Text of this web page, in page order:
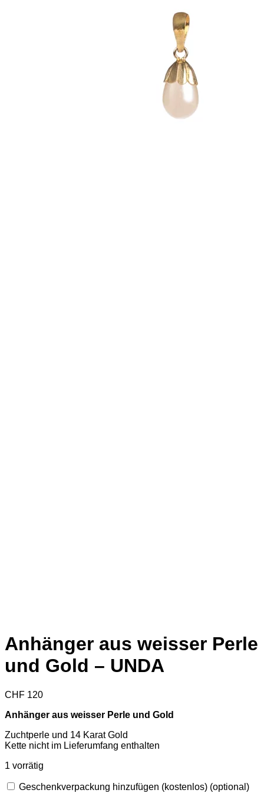
Anhänger aus weisser Perle
und Gold – UNDA
CHF 120
Anhänger aus weisser Perle und Gold
Zuchtperle und 14 Karat Gold
Kette nicht im Lieferumfang enthalten
1 vorrätig
Geschenkverpackung hinzufügen (kostenlos) (optional)